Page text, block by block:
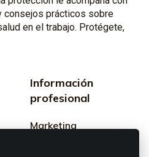
consejos prácticos sobre
en el trabajo. Protégete,
Información
profesional
Marketing